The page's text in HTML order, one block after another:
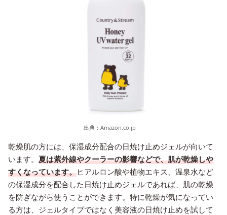
出典： Amazon.co.jp
乾燥肌の方には、保湿成分配合の日焼け止めジェルが向いて
います。 夏は紫外線やクーラーの影響などで、肌が乾燥しや
すくなっています。ヒアルロン酸や植物エキス、温泉水など
の保湿成分を配合した日焼け止めジェルであれば、肌の乾燥
を防ぎながら使うことができます。特に乾燥が気になってい
る方は、ジェルタイプではなく美容液の日焼け止めを試して